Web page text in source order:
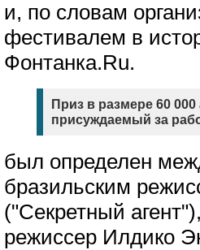
и, по словам
фестивалем в
Фонтанка.Ru.
Приз в размере 60
присуждаемый за
был определен
бразильским
("Секретный
режиссер Илдико